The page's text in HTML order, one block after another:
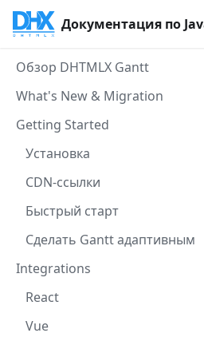
Документация по
Обзор DHTMLX Gantt
What's New & Migration
Getting Started
Установка
CDN-ссылки
Быстрый старт
Сделать Gantt адаптивным
Integrations
React
Vue